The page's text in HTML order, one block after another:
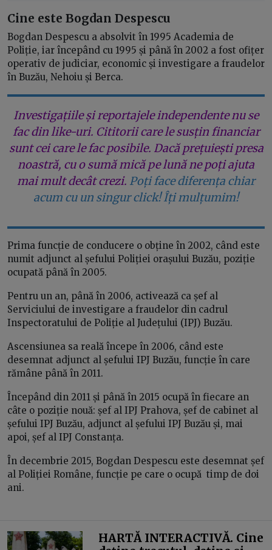
Cine este Bogdan Despescu
Bogdan Despescu a absolvit în 1995 Academia de
Poliție, iar începând cu 1995 și până în 2002 a fost ofițer
operativ de judiciar, economic și investigare a fraudelor
în Buzău, Nehoiu și Berca.
Investigațiile și reportajele independente nu se
fac din like-uri. Cititorii care le susțin financiar
sunt cei care le fac posibile. Dacă prețuiești presa
noastră, cu o sumă mică pe lună ne poți ajuta
mai mult decât crezi. Poți face diferența chiar
acum cu un singur click! Îți mulțumim!
Prima funcție de conducere o obține în 2002, când este
numit adjunct al șefului Poliției orașului Buzău, poziție
ocupată până în 2005.
Pentru un an, până în 2006, activează ca șef al
Serviciului de investigare a fraudelor din cadrul
Inspectoratului de Poliție al Județului (IPJ) Buzău.
Ascensiunea sa reală începe în 2006, când este
desemnat adjunct al șefului IPJ Buzău, funcție în care
rămâne până în 2011.
Începând din 2011 și până în 2015 ocupă în fiecare an
câte o poziție nouă: șef al IPJ Prahova, șef de cabinet al
șefului IPJ Buzău, adjunct al șefului IPJ Buzău și, mai
apoi, șef al IPJ Constanța.
În decembrie 2015, Bogdan Despescu este desemnat șef
al Poliției Române, funcție pe care o ocupă timp de doi
ani.
HARTĂ INTERACTIVĂ. Cine